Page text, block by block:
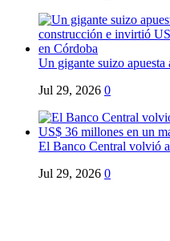
Un gigante suizo
Jul 29, 2026 0
El Banco Central volvió
Jul 29, 2026 0